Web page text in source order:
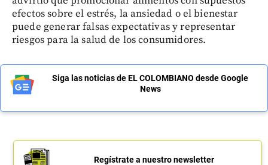
efectos sobre el estrés, la ansiedad o el bienestar
puede generar falsas expectativas y representar
riesgos para la salud de los consumidores.
Siga las noticias de EL COLOMBIANO desde Google
News
Regístrate a nuestro newsletter